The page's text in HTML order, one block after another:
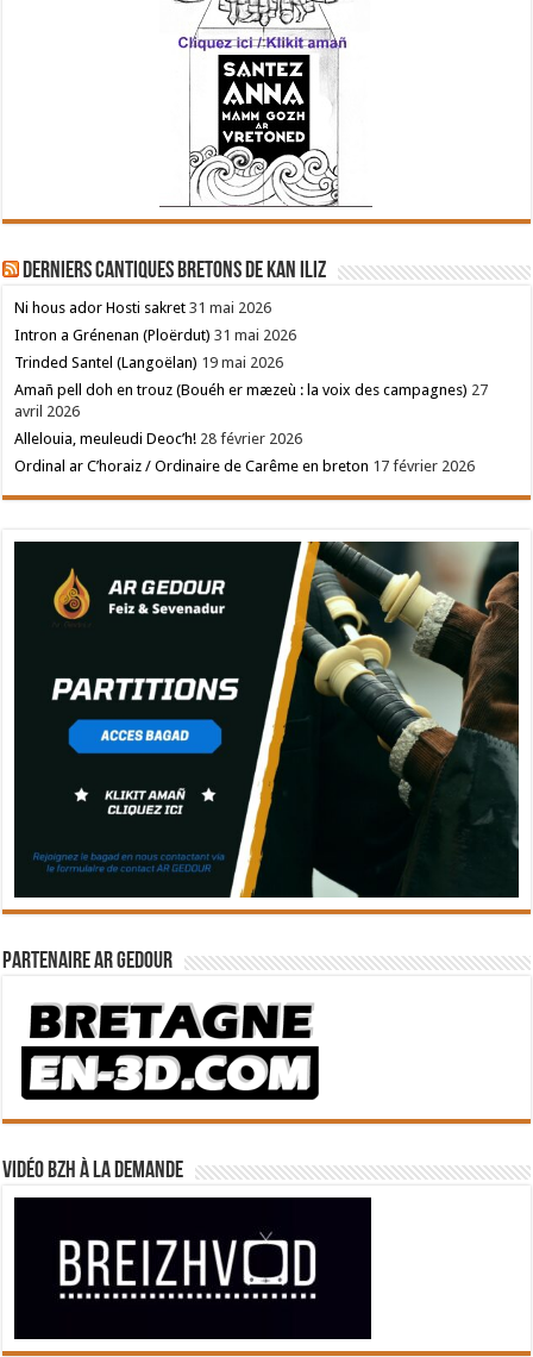
Derniers cantiques bretons de Kan Iliz
Ni hous ador Hosti sakret 31 mai 2026
Intron a Grénenan (Ploërdut) 31 mai 2026
Trinded Santel (Langoëlan) 19 mai 2026
Amañ pell doh en trouz (Bouéh er mæzeù : la voix des campagnes) 27
avril 2026
Allelouia, meuleudi Deoc’h! 28 février 2026
Ordinal ar C’horaiz / Ordinaire de Carême en breton 17 février 2026
Partenaire Ar Gedour
Vidéo BZH à la demande